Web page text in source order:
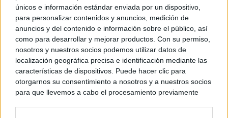
únicos e información estándar enviada por un dispositivo,
para personalizar contenidos y anuncios, medición de
anuncios y del contenido e información sobre el público, así
como para desarrollar y mejorar productos. Con su permiso,
nosotros y nuestros socios podemos utilizar datos de
localización geográfica precisa e identificación mediante las
características de dispositivos. Puede hacer clic para
otorgarnos su consentimiento a nosotros y a nuestros socios
para que llevemos a cabo el procesamiento previamente